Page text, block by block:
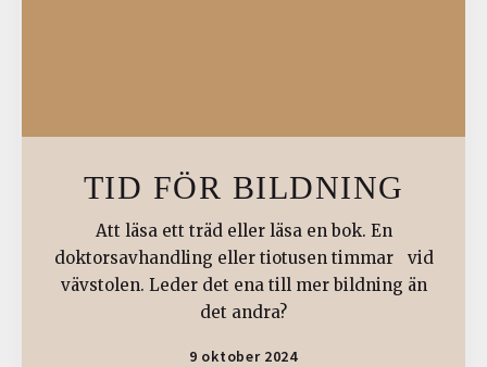
TID FÖR BILDNING
Att läsa ett träd eller läsa en bok. En
doktorsavhandling eller tiotusen timmar vid
vävstolen. Leder det ena till mer bildning än
det andra?
9 oktober 2024